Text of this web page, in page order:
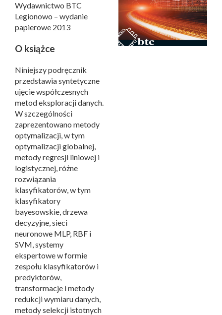
Wydawnictwo BTC
Legionowo – wydanie
papierowe 2013
O książce
Niniejszy podręcznik
przedstawia syntetyczne
ujęcie współczesnych
metod eksploracji danych.
W szczególności
zaprezentowano metody
optymalizacji, w tym
optymalizacji globalnej,
metody regresji liniowej i
logistycznej, różne
rozwiązania
klasyfikatorów, w tym
klasyfikatory
bayesowskie, drzewa
decyzyjne, sieci
neuronowe MLP, RBF i
SVM, systemy
ekspertowe w formie
zespołu klasyfikatorów i
predyktorów,
transformacje i metody
redukcji wymiaru danych,
metody selekcji istotnych